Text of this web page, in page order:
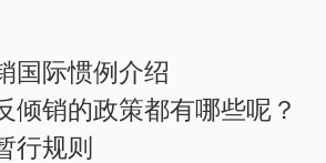
国际惯例介绍
倾销的政策都有哪些呢？
行规则